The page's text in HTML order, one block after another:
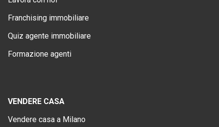
Franchising immobiliare
Quiz agente immobiliare
Formazione agenti
VENDERE CASA
Vendere casa a Milano